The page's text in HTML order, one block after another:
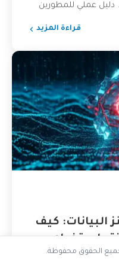
دليل عملي للمطورين
قراءة المزيد
البيانات: كيف
باستخدام